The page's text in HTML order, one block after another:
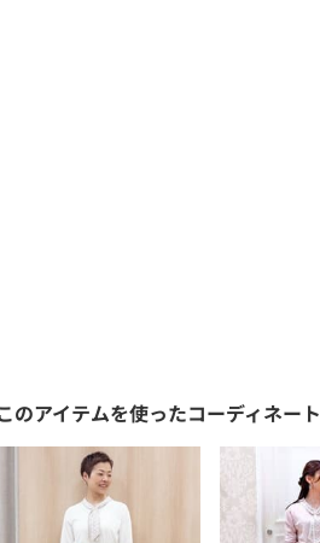
のアイテムを使ったコーディネート